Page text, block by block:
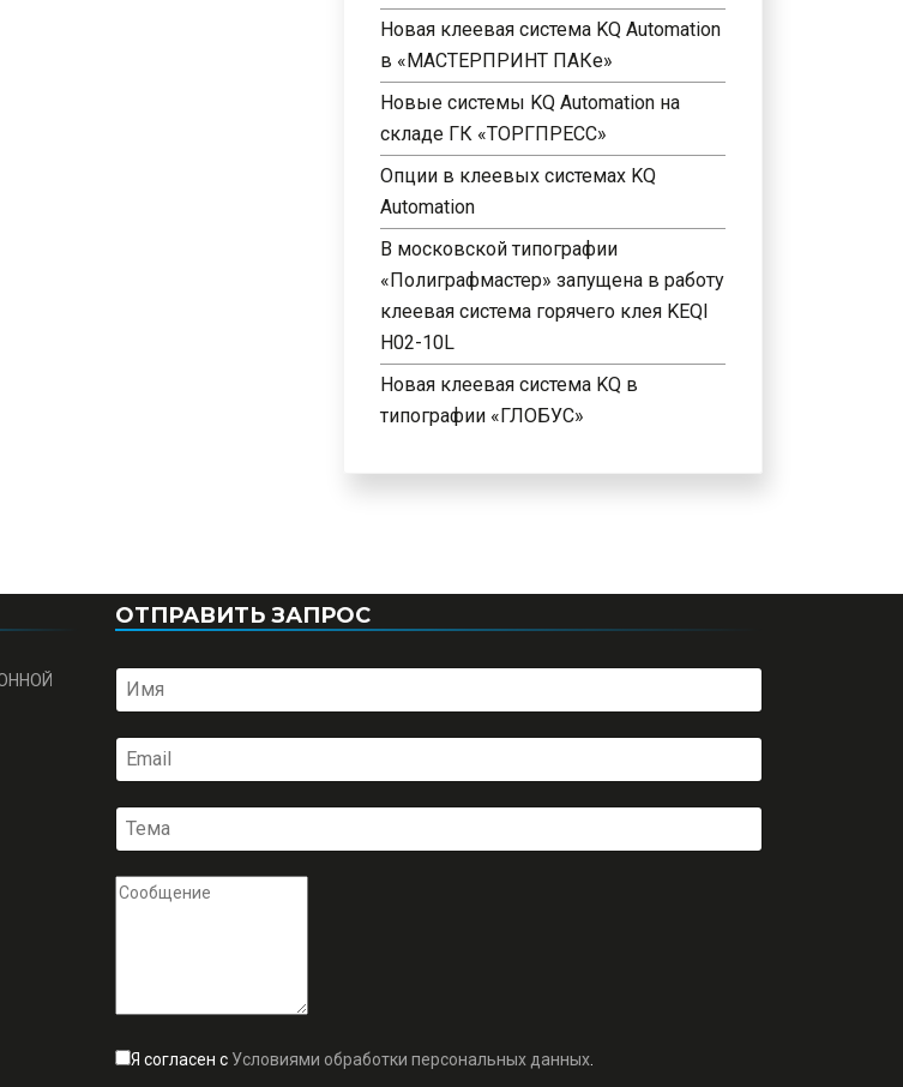
Новая клеевая система KQ Automation
в «МАСТЕРПРИНТ ПАКе»
Новые системы KQ Automation на
складе ГК «ТОРГПРЕСС»
Опции в клеевых системах KQ
Automation
В московской типографии
«Полиграфмастер» запущена в работу
клеевая система горячего клея KEQI
H02-10L
Новая клеевая система KQ в
типографии «ГЛОБУС»
ОТПРАВИТЬ ЗАПРОС
Я согласен с Условиями обработки персональных данных